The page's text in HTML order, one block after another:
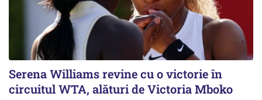
Serena Williams revine cu o victorie în
circuitul WTA, alături de Victoria Mboko